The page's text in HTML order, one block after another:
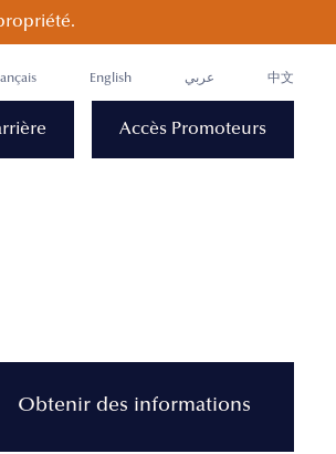
English عربي 中文
Accès Promoteurs
Obtenir des informations